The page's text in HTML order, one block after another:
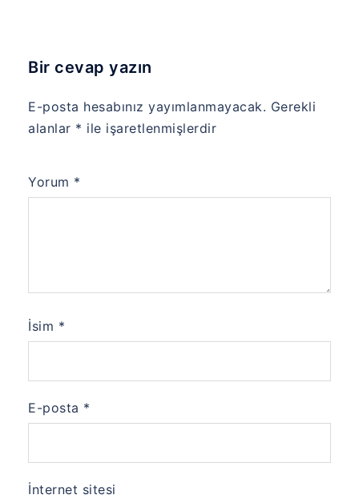
Bir cevap yazın
E-posta hesabınız yayımlanmayacak. Gerekli
alanlar * ile işaretlenmişlerdir
Yorum *
İsim *
E-posta *
İnternet sitesi